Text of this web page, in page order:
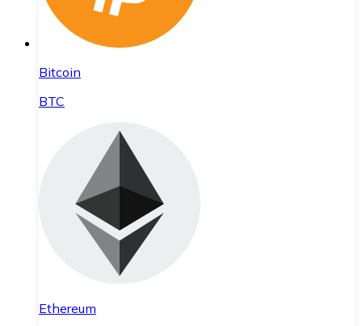
Bitcoin
BTC
Ethereum